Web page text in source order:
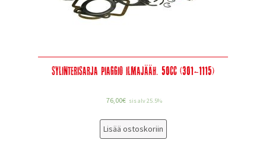
Sylinterisarja Piaggio ilmajääh. 50cc (301-1115)
76,00€ sis alv 25.5%
Lisää ostoskoriin